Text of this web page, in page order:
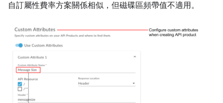
自訂屬性費率方案關係相似，但磁碟區頻帶值不適用。